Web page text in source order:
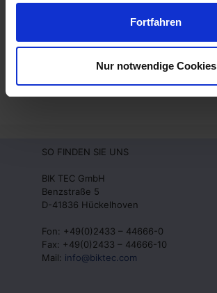
Fortfahren
Nur notwendige Cookies
Power Tower
SO FINDEN SIE UNS
BIK TEC GmbH
Benzstraße 5
D-41836 Hückelhoven
Fon: +49(0)2433 – 44666-0
Fax: +49(0)2433 – 44666-10
Mail: info@biktec.com